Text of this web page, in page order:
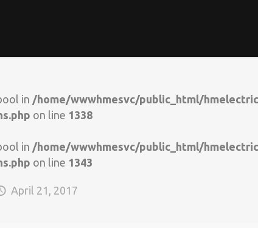
in /home/wwwhmesvc/public_html/
on line 1338
in /home/wwwhmesvc/public_html/
on line 1343
April 21, 2017